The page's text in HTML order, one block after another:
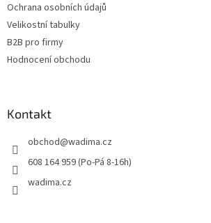
Ochrana osobních údajů
Velikostní tabulky
B2B pro firmy
Hodnocení obchodu
Kontakt
obchod@wadima.cz
608 164 959 (Po-Pá 8-16h)
wadima.cz